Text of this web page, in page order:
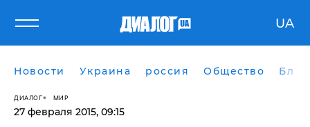
UA
Новости Украина россия Общество
ДИАЛОГ МИР
27 февраля 2015, 09:15